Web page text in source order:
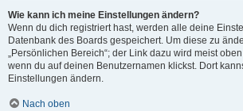
Wie kann ich meine Einstellungen ändern?
Wenn du dich registriert hast, werden alle deine
Datenbank des Boards gespeichert. Um diese zu
„Persönlichen Bereich“; der Link dazu wird meist
wenn du auf deinen Benutzernamen klickst. Dort
Einstellungen ändern.
Nach oben